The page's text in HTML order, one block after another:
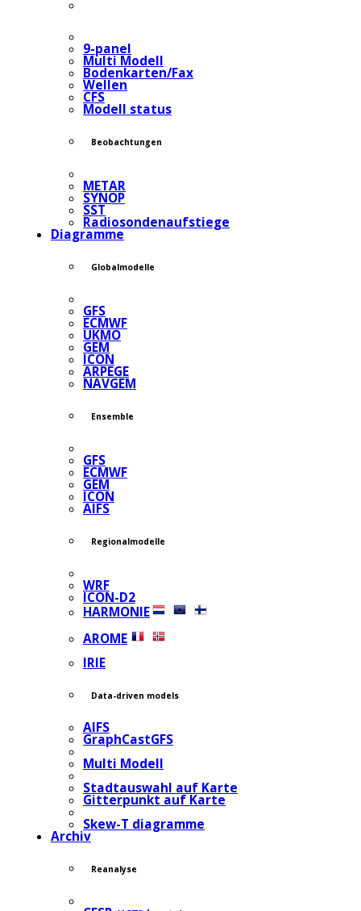
9-panel
Multi Modell
Bodenkarten/Fax
Wellen
CFS
Modell status
Beobachtungen
METAR
SYNOP
SST
Radiosondenaufstiege
Diagramme
Globalmodelle
GFS
ECMWF
UKMO
GEM
ICON
ARPEGE
NAVGEM
Ensemble
GFS
ECMWF
GEM
ICON
AIFS
Regionalmodelle
WRF
ICON-D2
HARMONIE
AROME
IRIE
Data-driven models
AIFS
GraphCastGFS
Multi Modell
Stadtauswahl auf Karte
Gitterpunkt auf Karte
Skew-T diagramme
Archiv
Reanalyse